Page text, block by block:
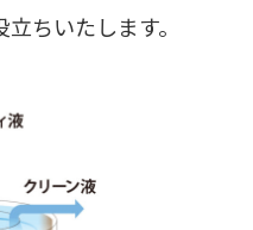
ちいたします。